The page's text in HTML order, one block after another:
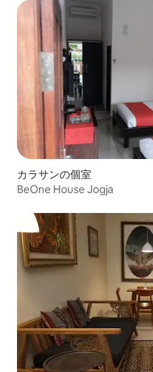
カラサンの個室
BeOne House Jogja